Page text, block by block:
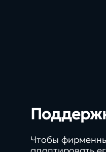
Чтобы